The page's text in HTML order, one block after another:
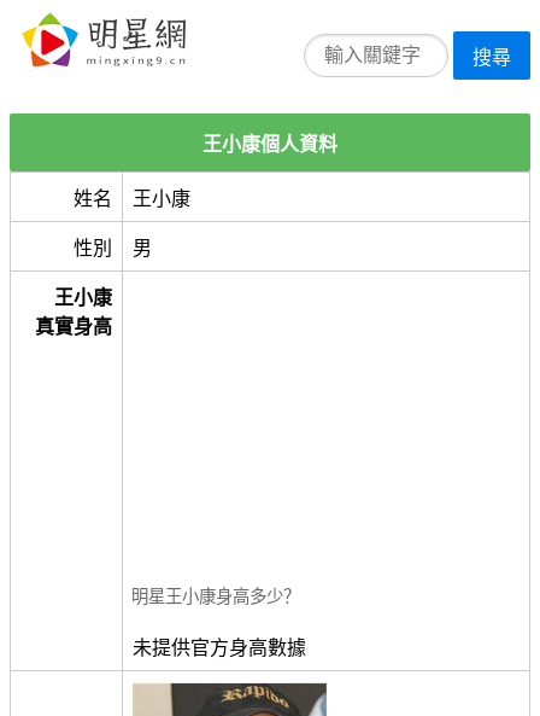
搜尋
王小康個人資料
姓名 王小康
性別 男
王小康
真實身高
明星王小康身高多少？
未提供官方身高數據